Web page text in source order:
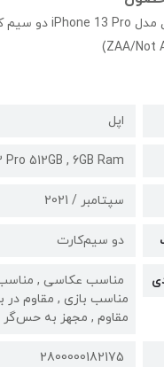
اپل
512GB , 6GB Ram
سپتامبر / 2021
دو سیم‌کارت
مناسب عکاسی ,
مناسب بازی , مقاوم در
مقاوم , مجهز به
2800000182175